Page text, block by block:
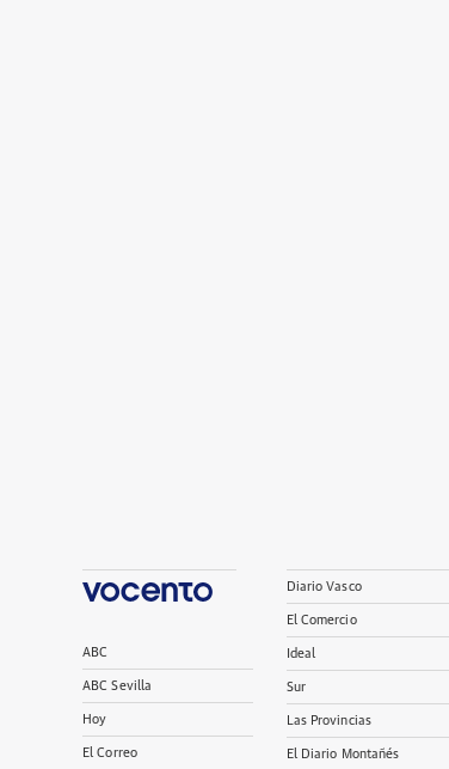
ABC
ABC Sevilla
Hoy
El Correo
Diario Vasco
El Comercio
Ideal
Sur
Las Provincias
El Diario Montañés